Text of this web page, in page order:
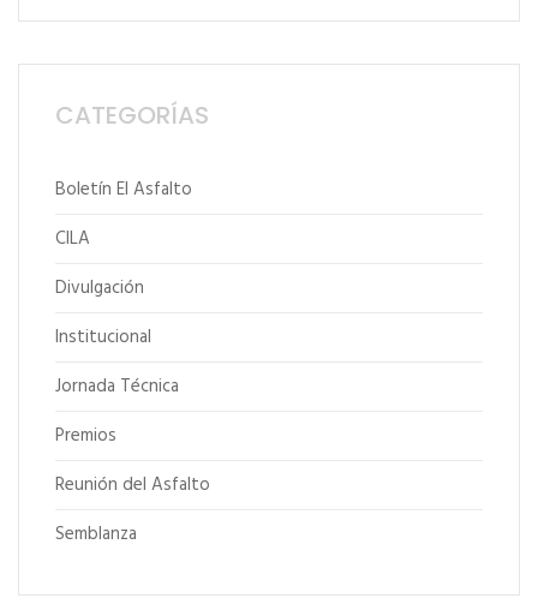
CATEGORÍAS
Boletín El Asfalto
CILA
Divulgación
Institucional
Jornada Técnica
Premios
Reunión del Asfalto
Semblanza